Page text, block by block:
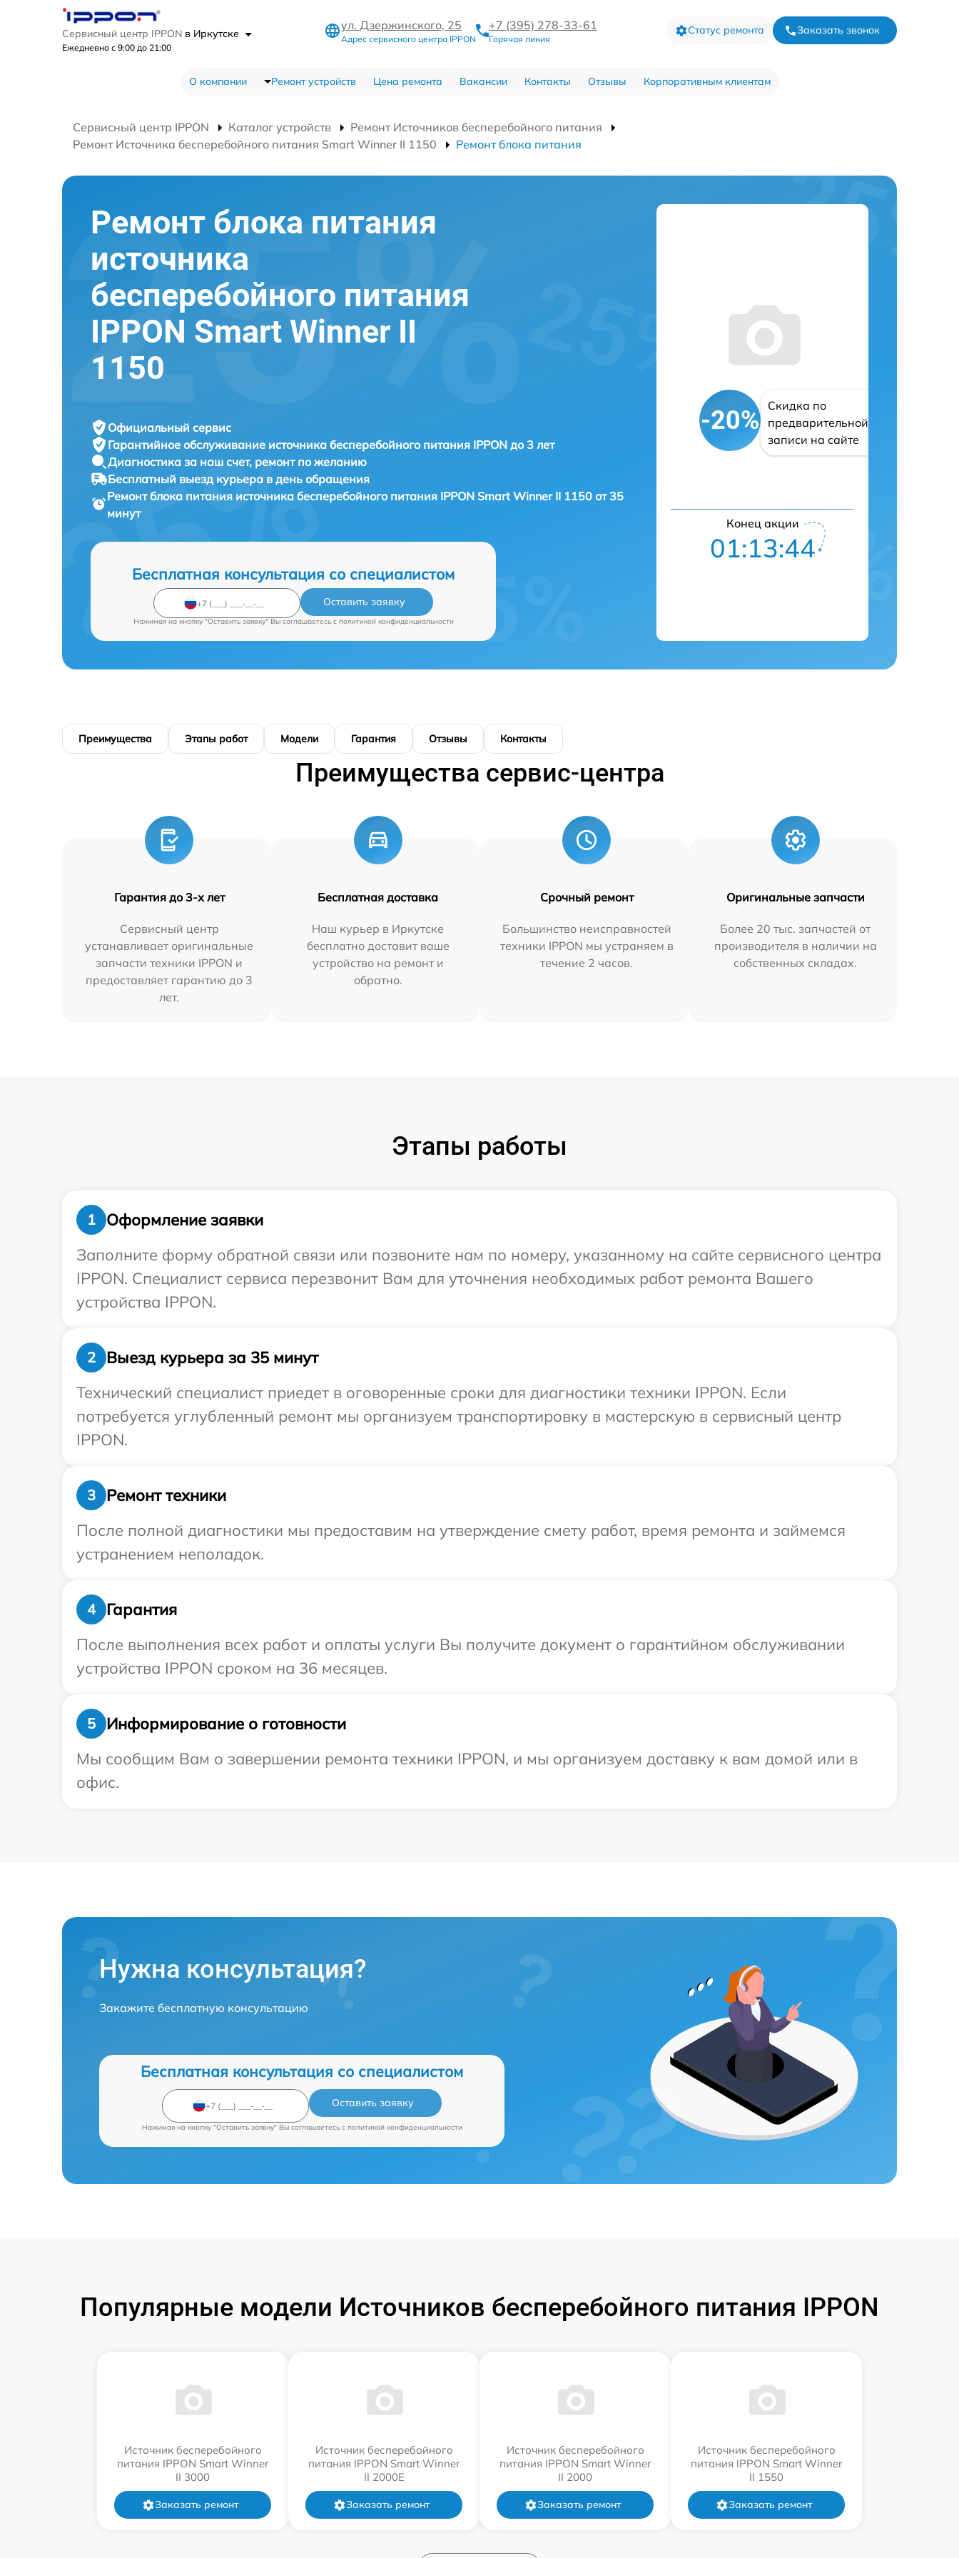
Сервисный центр IPPON в Иркутске
Ежедневно с 9:00 до 21:00
ул. Дзержинского, 25
Адрес сервисного центра IPPON
+7 (395) 278-33-61
Горячая линия
Статус ремонта Заказать звонок
О компании Ремонт устройств Цена ремонта Вакансии Контакты Отзывы Корпоративным клиентам
Сервисный центр IPPON Каталог устройств
Ремонт Источников бесперебойного питания
Ремонт Источника бесперебойного питания Smart Winner II 1150
Ремонт блока питания
Ремонт блока питания
источника
бесперебойного питания
IPPON Smart Winner II
1150
Официальный сервис
Гарантийное обслуживание источника бесперебойного питания IPPON до 3 лет
Диагностика за наш счет, ремонт по желанию
Бесплатный выезд курьера в день обращения
Ремонт блока питания источника бесперебойного питания IPPON Smart Winner II 1150 от 35
минут
Бесплатная консультация со специалистом
Оставить заявку
Нажимая на кнопку "Оставить заявку" Вы соглашаетесь c политикой конфиденциальности
-20%
Скидка по
предварительной
записи на сайте
Конец акции
01:13:43
Преимущества Этапы работ Модели Гарантия Отзывы Контакты
Преимущества сервис-центра
Гарантия до 3-х лет
Сервисный центр
устанавливает оригинальные
запчасти техники IPPON и
предоставляет гарантию до 3
лет.
Бесплатная доставка
Наш курьер в Иркутске
бесплатно доставит ваше
устройство на ремонт и
обратно.
Срочный ремонт
Большинство неисправностей
техники IPPON мы устраняем в
течение 2 часов.
Оригинальные запчасти
Более 20 тыс. запчастей от
производителя в наличии на
собственных складах.
Этапы работы
1
Оформление заявки
Заполните форму обратной связи или позвоните нам по номеру, указанному на сайте сервисного центра
IPPON. Специалист сервиса перезвонит Вам для уточнения необходимых работ ремонта Вашего
устройства IPPON.
2
Выезд курьера за 35 минут
Технический специалист приедет в оговоренные сроки для диагностики техники IPPON. Если
потребуется углубленный ремонт мы организуем транспортировку в мастерскую в сервисный центр
IPPON.
3
Ремонт техники
После полной диагностики мы предоставим на утверждение смету работ, время ремонта и займемся
устранением неполадок.
4
Гарантия
После выполнения всех работ и оплаты услуги Вы получите документ о гарантийном обслуживании
устройства IPPON сроком на 36 месяцев.
5
Информирование о готовности
Мы сообщим Вам о завершении ремонта техники IPPON, и мы организуем доставку к вам домой или в
офис.
Нужна консультация?
Закажите бесплатную консультацию
Бесплатная консультация со специалистом
Оставить заявку
Нажимая на кнопку "Оставить заявку" Вы соглашаетесь c политикой конфиденциальности
Популярные модели Источников бесперебойного питания IPPON
Источник бесперебойного
питания IPPON Smart Winner
II 3000
Заказать ремонт
Источник бесперебойного
питания IPPON Smart Winner
II 2000E
Заказать ремонт
Источник бесперебойного
питания IPPON Smart Winner
II 2000
Заказать ремонт
Источник бесперебойного
питания IPPON Smart Winner
II 1550
Заказать ремонт